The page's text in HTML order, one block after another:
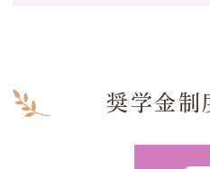
奨学金制